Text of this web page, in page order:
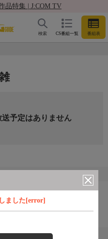
品特集 | J:COM TV
CS番組一覧 番組表
検索
ました[error]
送予定はありません